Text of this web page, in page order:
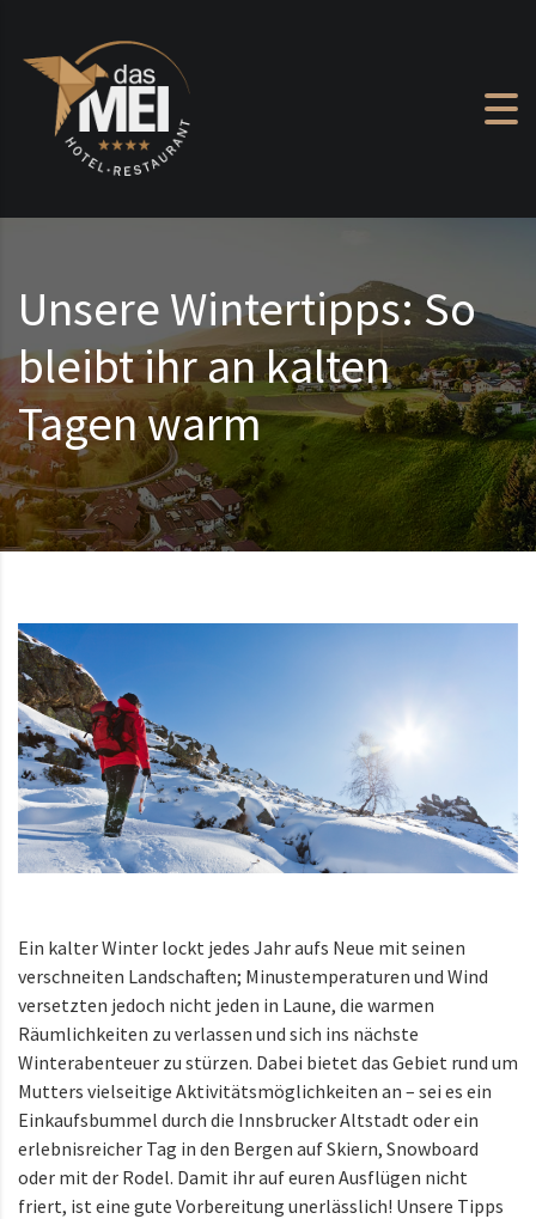
Unsere Wintertipps: So
bleibt ihr an kalten
Tagen warm
Ein kalter Winter lockt jedes Jahr aufs Neue mit seinen
verschneiten Landschaften; Minustemperaturen und Wind
versetzten jedoch nicht jeden in Laune, die warmen
Räumlichkeiten zu verlassen und sich ins nächste
Winterabenteuer zu stürzen. Dabei bietet das Gebiet rund um
Mutters vielseitige Aktivitätsmöglichkeiten an – sei es ein
Einkaufsbummel durch die Innsbrucker Altstadt oder ein
erlebnisreicher Tag in den Bergen auf Skiern, Snowboard
oder mit der Rodel. Damit ihr auf euren Ausflügen nicht
friert, ist eine gute Vorbereitung unerlässlich! Unsere Tipps